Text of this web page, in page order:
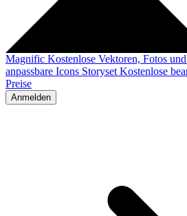
Magnific Kostenlose Vektoren, Fotos
anpassbare Icons Storyset Kostenlose
Preise
Anmelden